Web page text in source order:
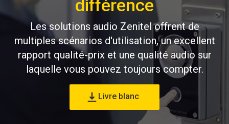
différence
Les solutions audio Zenitel offrent de
multiples scénarios d'utilisation, un excellent
rapport qualité-prix et une qualité audio sur
laquelle vous pouvez toujours compter.
Livre blanc